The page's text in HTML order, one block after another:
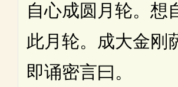
自心成圆月轮。想
此月轮。成大金刚
即诵密言曰。